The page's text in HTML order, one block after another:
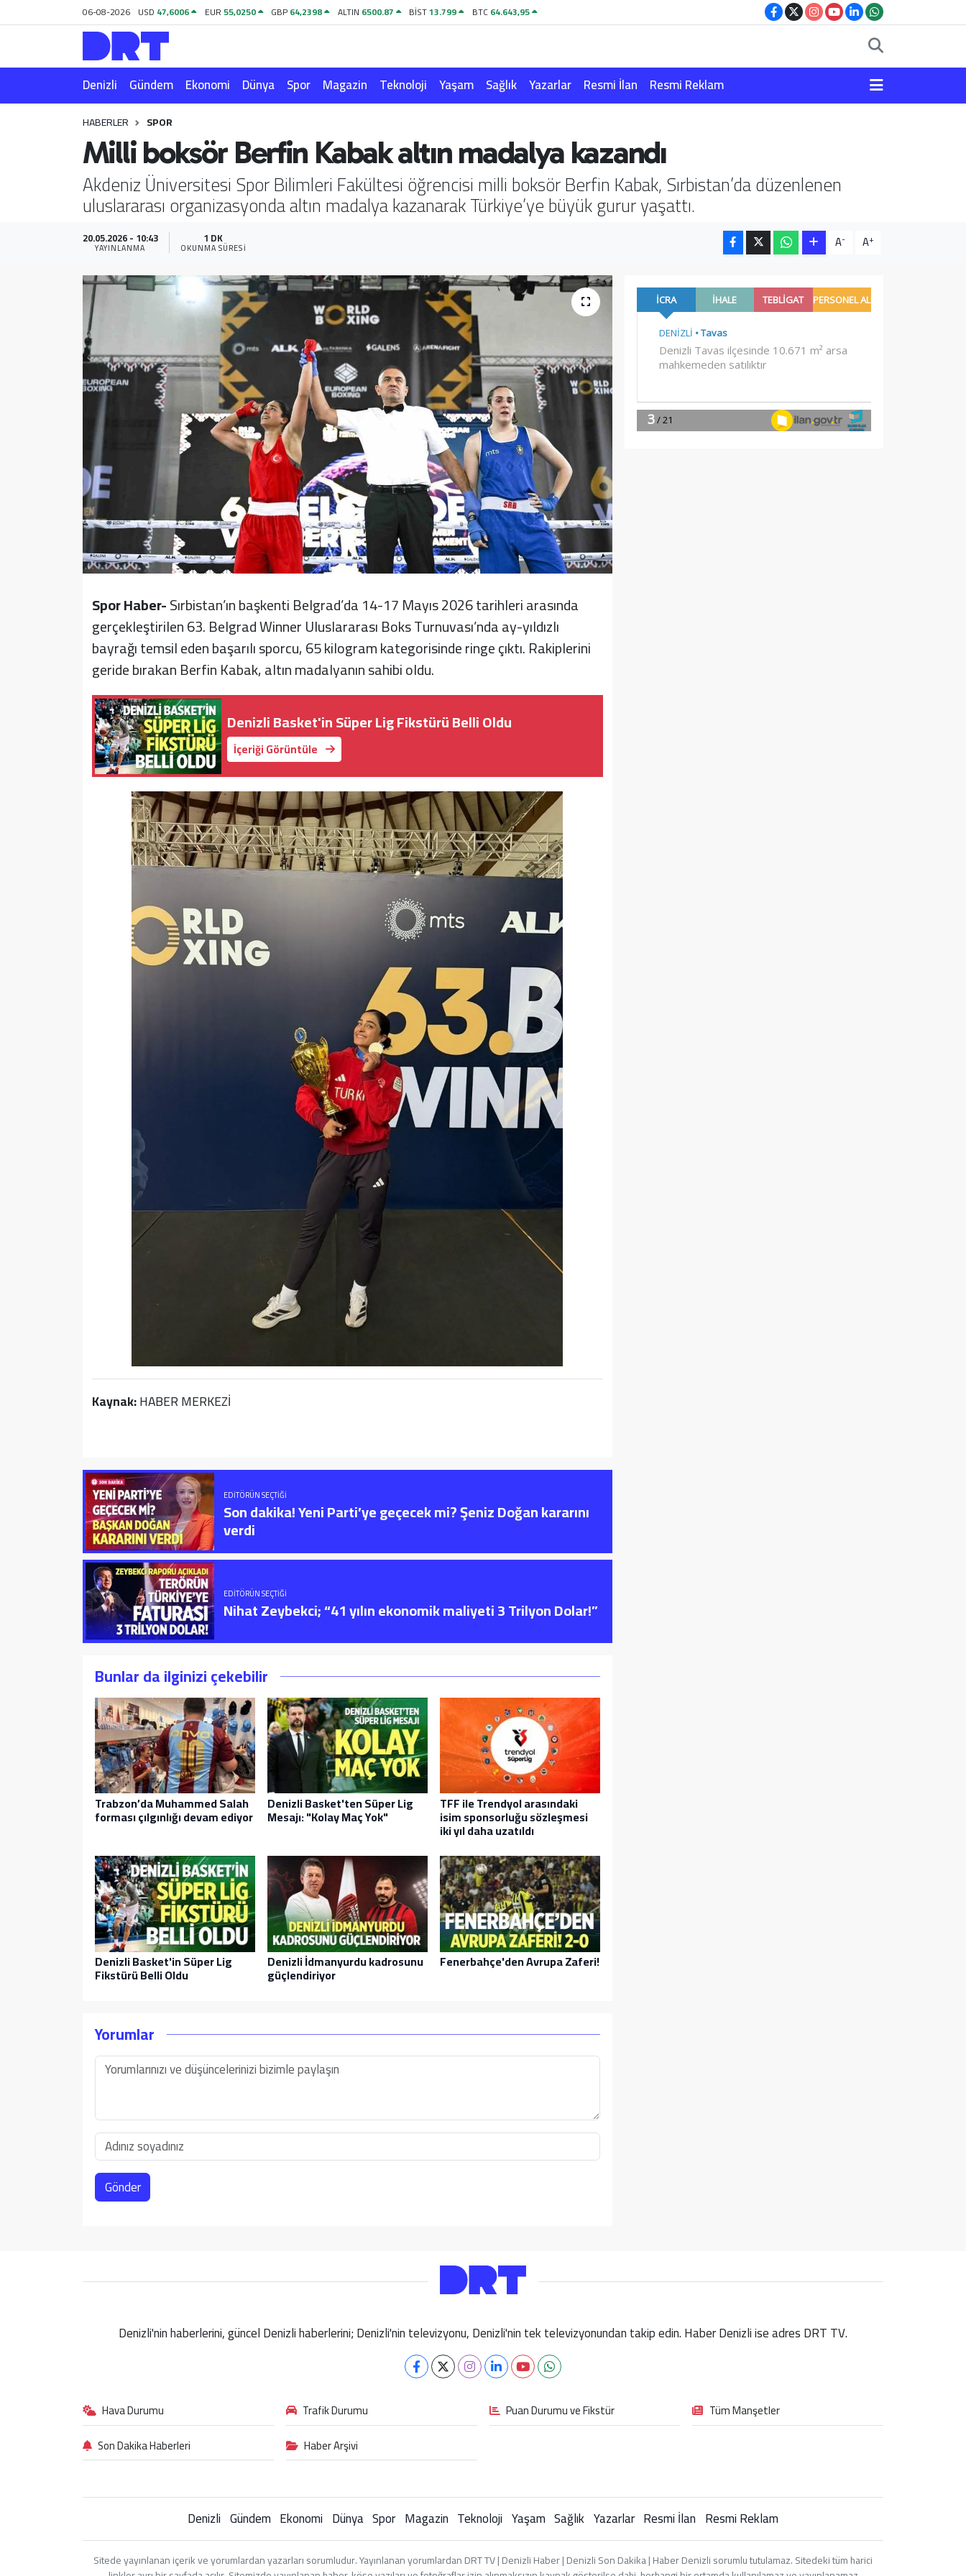
06-08-2026 USD 47,6006 EUR55,0250 GBP64,2398 ALTIN 6500.87 BİST13.799 BTC64.643,95
Denizli Gündem Ekonomi Dünya Spor Magazin Teknoloji Yaşam Sağlık Yazarlar Resmi İlan Resmi Reklam
HABERLER SPOR
Milli boksör Berfin Kabak altın madalya kazandı
Akdeniz Üniversitesi Spor Bilimleri Fakültesi öğrencisi milli boksör Berfin Kabak, Sırbistan’da düzenlenen
uluslararası organizasyonda altın madalya kazanarak Türkiye’ye büyük gurur yaşattı.
20.05.2026 - 10:43
YAYINLANMA
1 DK
OKUNMA SÜRESI A- A+
Spor Haber-Sırbistan’ın başkenti Belgrad’da 14-17 Mayıs 2026 tarihleri arasında
gerçekleştirilen 63. Belgrad Winner Uluslararası Boks Turnuvası’nda ay-yıldızlı
bayrağı temsil eden başarılı sporcu, 65 kilogram kategorisinde ringe çıktı. Rakiplerini
geride bırakan Berfin Kabak, altın madalyanın sahibi oldu.
Denizli Basket'in Süper Lig Fikstürü Belli Oldu
İçeriği Görüntüle
Kaynak:HABER MERKEZİ
EDITÖRÜN SEÇTIĞI
Son dakika! Yeni Parti’ye geçecek mi? Şeniz Doğan kararını
verdi
EDITÖRÜN SEÇTIĞI
Nihat Zeybekci; “41 yılın ekonomik maliyeti 3 Trilyon Dolar!”
Bunlar da ilginizi çekebilir
Trabzon’da Muhammed Salah
forması çılgınlığı devam ediyor
Denizli Basket'ten Süper Lig
Mesajı: "Kolay Maç Yok"
TFF ile Trendyol arasındaki
isim sponsorluğu sözleşmesi
iki yıl daha uzatıldı
Denizli Basket'in Süper Lig
Fikstürü Belli Oldu
Denizli İdmanyurdu kadrosunu
güçlendiriyor
Fenerbahçe'den Avrupa Zaferi!
Yorumlar
Gönder
Denizli'nin haberlerini, güncel Denizli haberlerini; Denizli'nin televizyonu, Denizli'nin tek televizyonundan takip edin. Haber Denizli ise adres DRT TV.
Hava Durumu Trafik Durumu Puan Durumu ve Fikstür
Tüm Manşetler
Son Dakika Haberleri
Haber Arşivi
Denizli Gündem Ekonomi Dünya Spor Magazin Teknoloji Yaşam Sağlık Yazarlar Resmi İlan Resmi Reklam
Sitede yayınlanan içerik ve yorumlardan yazarları sorumludur. Yayınlanan yorumlardan DRT TV | Denizli Haber | Denizli Son Dakika | Haber Denizli sorumlu tutulamaz. Sitedeki tüm harici
Gündem
Ekonomi
Magazin
Teknoloji
Yazarlar
Resmi İlan
Resmi Reklam
Hava Durumu
Trafik Durumu
Puan Durumu ve Fikstür
Tüm Manşetler
Son Dakika Haberleri
Haber Arşivi